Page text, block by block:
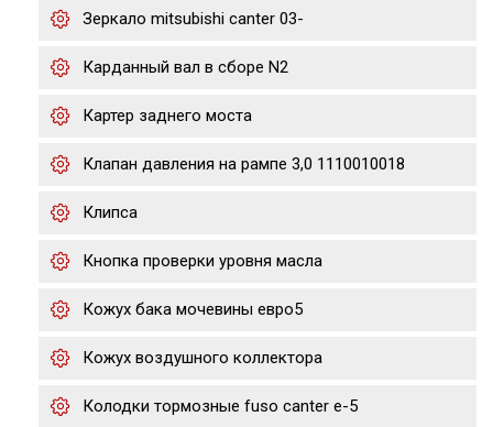
Зеркало mitsubishi canter 03-
Карданный вал в сборе N2
Картер заднего моста
Клапан давления на рампе 3,0 1110010018
Клипса
Кнопка проверки уровня масла
Кожух бака мочевины евро5
Кожух воздушного коллектора
Колодки тормозные fuso canter e-5